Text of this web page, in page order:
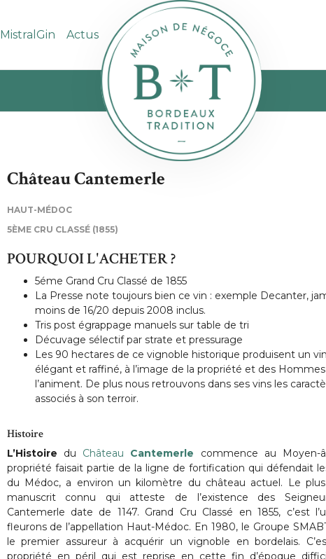
MistralGin Actus
Château Cantemerle
HAUT-MÉDOC
5ÈME CRU CLASSÉ (1855)
POURQUOI L'ACHETER ?
5éme Grand Cru Classé de 1855
La Presse note toujours bien ce vin : exemple Decanter,
moins de 16/20 depuis 2008 inclus.
Tris post égrappage manuels sur table de tri
Décuvage sélectif par strate et pressurage
Les 90 hectares de ce vignoble historique produisent un vin
élégant et raffiné, à l’image de la propriété et des
l’animent. De plus nous retrouvons dans ses vins les
associés à son terroir.
Histoire
L’Histoire du Château Cantemerle commence au Moyen-
propriété faisait partie de la ligne de fortification qui défendait
du Médoc, a environ un kilomètre du château actuel. Le
manuscrit connu qui atteste de l’existence des
Cantemerle date de 1147. Grand Cru Classé en 1855, c’est
fleurons de l’appellation Haut-Médoc. En 1980, le Groupe
le premier assureur à acquérir un vignoble en bordelais.
propriété en péril qui est reprise en cette fin d’époque